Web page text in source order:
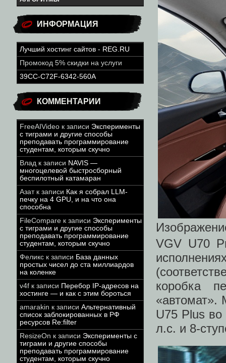
ИНФОРМАЦИЯ
Лучший хостинг сайтов - REG.RU
Промокод 5% скидки на услуги
39CC-C72F-6342-560A
КОММЕНТАРИИ
FreeAIVideo к записи Эксперименты
с тиграми и другие способы
преподавать программирование
студентам, которым скучно
Влад к записи NAVIS —
многоцелевой быстросборный
беспилотный катамаран
Азатк записи Как я собрал LLM-
печку на 4 GPU, и на что она
способна
FileCompare к записи Эксперименты
с тиграми и другие способы
преподавать программирование
студентам, которым скучно
Феликс к записи База данных
простых чисел до ста миллиардов
на коленке
v4f к записи Перебор IP-адресов на
хостинге — и как с этим бороться
amarakin к записи Альтернативный
список заблокированных в РФ
ресурсов Re:filter
ResizeOn к записи Эксперименты с
тиграми и другие способы
преподавать программирование
студентам, которым скучно
VGV U70
коробка
U75 Plus
л.с. и 8-